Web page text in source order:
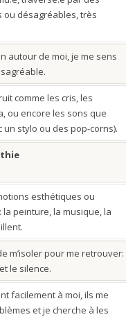
ou désagréables, très
autour de moi, je me sens
comme les cris, les
ou encore les sons que
stylo ou des pop-corns).
esthétiques ou
peinture, la musique, la
m’isoler pour me retrouver:
le silence.
facilement à moi, ils me
et je cherche à les